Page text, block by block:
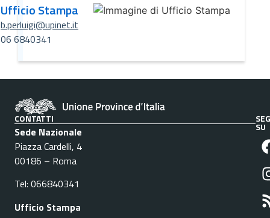
Ufficio Stampa
b.perluigi@upinet.it
06 6840341
CONTATTI
Sede Nazionale
Piazza Cardelli, 4
00186 – Roma
Tel: 066840341
Ufficio Stampa
SU